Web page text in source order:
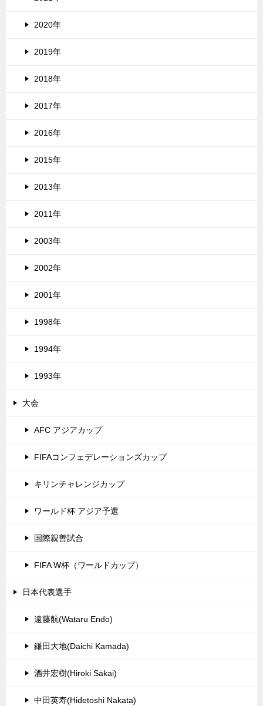
2020年
2019年
2018年
2017年
2016年
2015年
2013年
2011年
2003年
2002年
2001年
1998年
1994年
1993年
大会
AFC アジアカップ
FIFAコンフェデレーションズカップ
キリンチャレンジカップ
ワールド杯 アジア予選
国際親善試合
FIFA W杯（ワールドカップ）
日本代表選手
遠藤航(Wataru Endo)
鎌田大地(Daichi Kamada)
酒井宏樹(Hiroki Sakai)
中田英寿(Hidetoshi Nakata)